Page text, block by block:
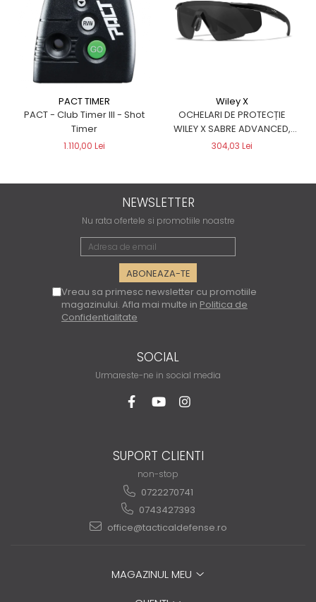
PACT TIMER
PACT - Club Timer III - Shot
Timer
1.110,00 Lei
Wiley X
OCHELARI DE PROTECȚIE
WILEY X SABRE ADVANCED,
NEGRI
304,03 Lei
NEWSLETTER
Nu rata ofertele si promotiile noastre
Vreau sa primesc newsletter cu promotiile
magazinului. Afla mai multe in Politica de
Confidentialitate
SOCIAL
Urmareste-ne in social media
SUPORT CLIENTI
non-stop
0722270741
0743427393
office@tacticaldefense.ro
MAGAZINUL MEU